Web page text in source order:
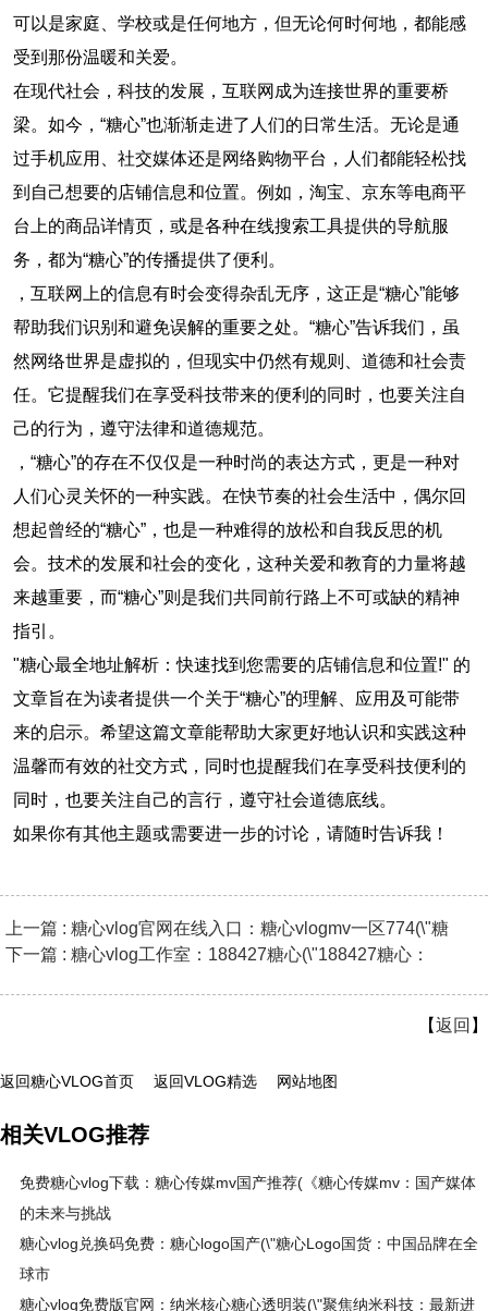
可以是家庭、学校或是任何地方，但无论何时何地，都能感
受到那份温暖和关爱。
在现代社会，科技的发展，互联网成为连接世界的重要桥
梁。如今，“糖心”也渐渐走进了人们的日常生活。无论是通
过手机应用、社交媒体还是网络购物平台，人们都能轻松找
到自己想要的店铺信息和位置。例如，淘宝、京东等电商平
台上的商品详情页，或是各种在线搜索工具提供的导航服
务，都为“糖心”的传播提供了便利。
，互联网上的信息有时会变得杂乱无序，这正是“糖心”能够
帮助我们识别和避免误解的重要之处。“糖心”告诉我们，虽
然网络世界是虚拟的，但现实中仍然有规则、道德和社会责
任。它提醒我们在享受科技带来的便利的同时，也要关注自
己的行为，遵守法律和道德规范。
，“糖心”的存在不仅仅是一种时尚的表达方式，更是一种对
人们心灵关怀的一种实践。在快节奏的社会生活中，偶尔回
想起曾经的“糖心”，也是一种难得的放松和自我反思的机
会。技术的发展和社会的变化，这种关爱和教育的力量将越
来越重要，而“糖心”则是我们共同前行路上不可或缺的精神
指引。
"糖心最全地址解析：快速找到您需要的店铺信息和位置!" 的
文章旨在为读者提供一个关于“糖心”的理解、应用及可能带
来的启示。希望这篇文章能帮助大家更好地认识和实践这种
温馨而有效的社交方式，同时也提醒我们在享受科技便利的
同时，也要关注自己的言行，遵守社会道德底线。
如果你有其他主题或需要进一步的讨论，请随时告诉我！
上一篇 : 糖心vlog官网在线入口：糖心vlogmv一区774(\"糖
下一篇 : 糖心vlog工作室：188427糖心(\"188427糖心：
【返回 】
返回糖心VLOG首页 返回VLOG精选 网站地图
相关VLOG推荐
免费糖心vlog下载：糖心传媒mv国产推荐(《糖心传媒mv：国产媒体
的未来与挑战
糖心vlog兑换码免费：糖心logo国产(\"糖心Logo国货：中国品牌在全
球市
糖心vlog免费版官网：纳米核心糖心透明装(\"聚焦纳米科技：最新进